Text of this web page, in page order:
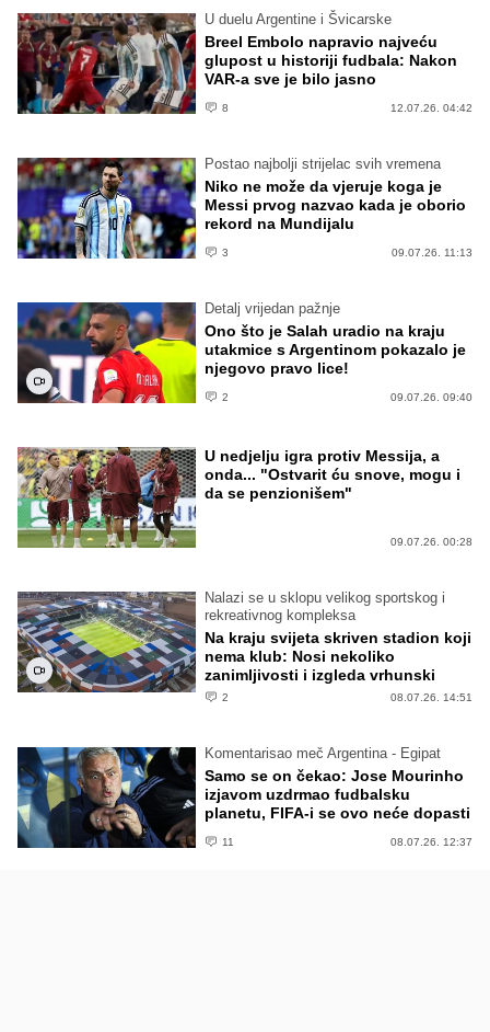
U duelu Argentine i Švicarske
Breel Embolo napravio najveću
glupost u historiji fudbala: Nakon
VAR-a sve je bilo jasno
8 12.07.26. 04:42
Postao najbolji strijelac svih vremena
Niko ne može da vjeruje koga je
Messi prvog nazvao kada je oborio
rekord na Mundijalu
3 09.07.26. 11:13
Detalj vrijedan pažnje
Ono što je Salah uradio na kraju
utakmice s Argentinom pokazalo je
njegovo pravo lice!
2 09.07.26. 09:40
U nedjelju igra protiv Messija, a
onda... "Ostvarit ću snove, mogu i
da se penzionišem"
09.07.26. 00:28
Nalazi se u sklopu velikog sportskog i
rekreativnog kompleksa
Na kraju svijeta skriven stadion koji
nema klub: Nosi nekoliko
zanimljivosti i izgleda vrhunski
2 08.07.26. 14:51
Komentarisao meč Argentina - Egipat
Samo se on čekao: Jose Mourinho
izjavom uzdrmao fudbalsku
planetu, FIFA-i se ovo neće dopasti
11 08.07.26. 12:37